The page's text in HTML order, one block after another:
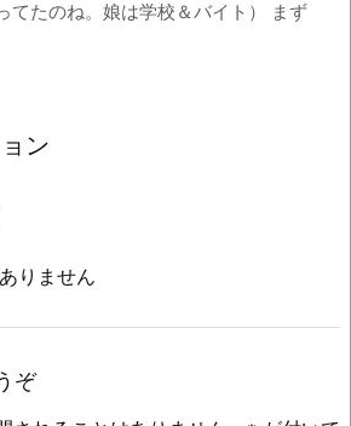
てたのね。娘は学校＆バイト） まず
ン
りません
ぞ